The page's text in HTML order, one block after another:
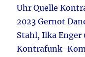
Uhr Quelle
2023 Gernot
Stahl, Ilka Enger
Kontrafunk-